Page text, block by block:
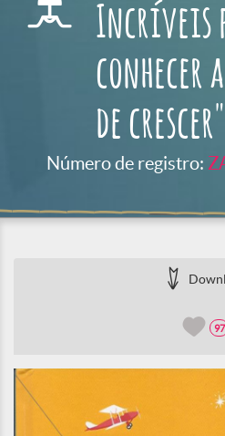
Incríveis
conhecer
de crescer"
Número de registro:
97